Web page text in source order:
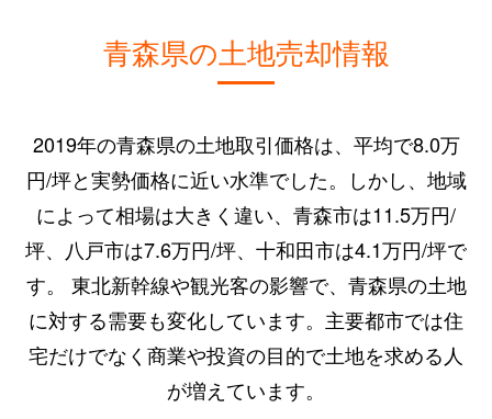
青森県の土地売却情報
2019年の青森県の土地取引価格は、平均で8.0万
円/坪と実勢価格に近い水準でした。しかし、地域
によって相場は大きく違い、青森市は11.5万円/
坪、八戸市は7.6万円/坪、十和田市は4.1万円/坪で
す。 東北新幹線や観光客の影響で、青森県の土地
に対する需要も変化しています。主要都市では住
宅だけでなく商業や投資の目的で土地を求める人
が増えています。